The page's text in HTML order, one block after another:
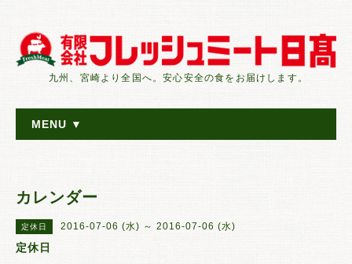
九州、宮崎より全国へ。安心安全の食をお届けします。
MENU ▼
カレンダー
定休日 2016-07-06 (水) ～ 2016-07-06 (水)
定休日